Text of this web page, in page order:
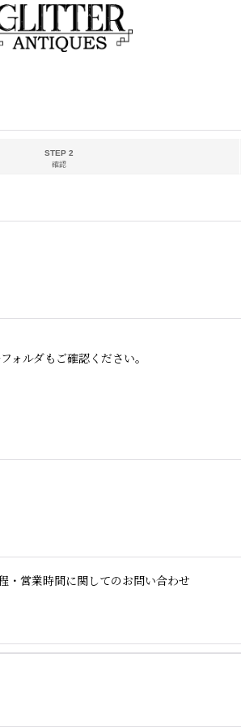
STEP 2
確認
ルダもご確認ください。
・営業時間に関してのお問い合わせ